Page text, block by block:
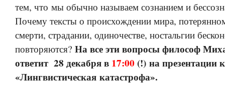
тем, что мы обычно называем сознанием и
Почему тексты о происхождении мира,
смерти, страдании, одиночестве, ностальгии
повторяются? На все эти вопросы философ
ответит 28 декабря в 17:00 (!) на презентации
«Лингвистическая катастрофа».